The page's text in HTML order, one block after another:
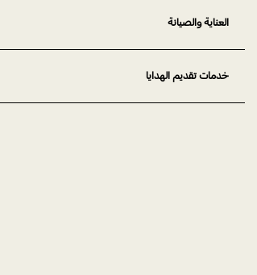
العناية والصيانة
خدمات تقديم الهدايا